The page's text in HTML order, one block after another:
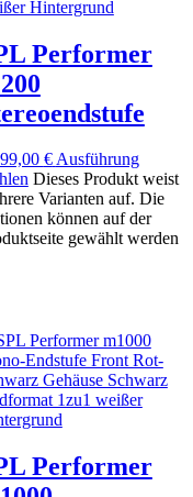
Performer
€Ausführung
Dieses Produkt weist
Varianten auf. Die
können auf der
gewählt werden
Performer